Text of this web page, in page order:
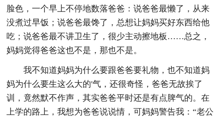
脸色，一个早上不停地数落爸爸：说爸爸最懒了，从来
没煮过早饭；说爸爸最馋了，总想让妈妈买好东西给他
吃；说爸爸最不讲卫生了，很少主动擦地板……总之，
妈妈觉得爸爸这也不是，那也不是。
我不知道妈妈为什么要跟爸爸要礼物，也不知道妈
妈为什么要生这么大的'气，还很奇怪，爸爸无故挨了
训，竟然默不作声，其实爸爸平时还是有点脾气的。在
上学的路上，我想为爸爸说说情，可妈妈警告我：“老公